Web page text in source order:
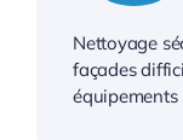
Nettoyage
façades
équipements